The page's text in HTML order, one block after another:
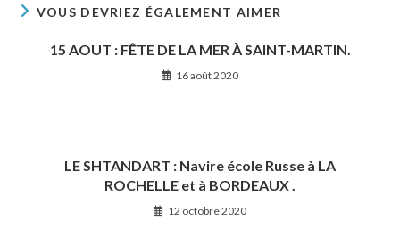
VOUS DEVRIEZ ÉGALEMENT AIMER
15 AOUT : FÊTE DE LA MER À SAINT-MARTIN.
16 août 2020
LE SHTANDART : Navire école Russe à LA
ROCHELLE et à BORDEAUX .
12 octobre 2020